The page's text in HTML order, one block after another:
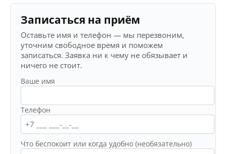
Записаться на приём
Оставьте имя и телефон — мы перезвоним,
уточним свободное время и поможем
записаться. Заявка ни к чему не обязывает и
ничего не стоит.
Ваше имя
Телефон
Что беспокоит или когда удобно (необязательно)